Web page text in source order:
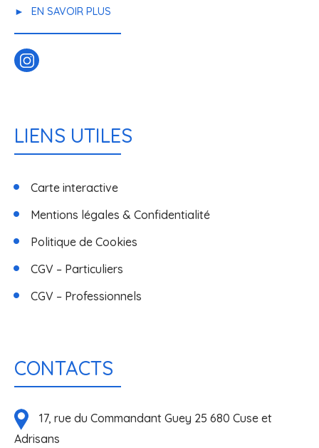
EN SAVOIR PLUS
LIENS UTILES
Carte interactive
Mentions légales & Confidentialité
Politique de Cookies
CGV – Particuliers
CGV – Professionnels
CONTACTS
17, rue du Commandant Guey 25 680 Cuse et
Adrisans